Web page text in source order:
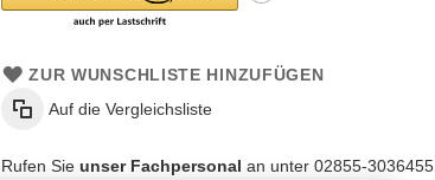
ZUR WUNSCHLISTE HINZUFÜGEN
Auf die Vergleichsliste
Rufen Sieunser Fachpersonal an unter 02855-3036455.